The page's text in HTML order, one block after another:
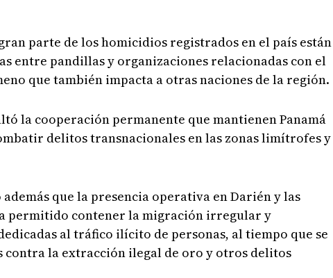
parte de los homicidios registrados en el país están
entre pandillas y organizaciones relacionadas con el
que también impacta a otras naciones de la región.
la cooperación permanente que mantienen Panamá
delitos transnacionales en las zonas limítrofes y
que la presencia operativa en Darién y las
permitido contener la migración irregular y
al tráfico ilícito de personas, al tiempo que se
contra la extracción ilegal de oro y otros delitos